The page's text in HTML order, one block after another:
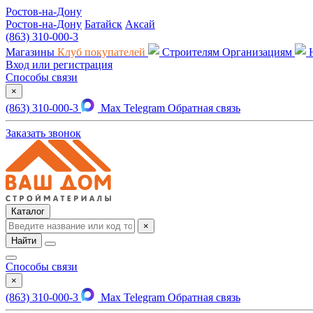
Ростов-на-Дону
Ростов-на-Дону Батайск Аксай
(863) 310-000-3
Магазины Клуб покупателей Строителям Организациям
Вход или регистрация
Способы связи
×
(863) 310-000-3 Max Telegram Обратная связь
Заказать звонок
Каталог
×
Найти
Способы связи
×
(863) 310-000-3 Max Telegram Обратная связь